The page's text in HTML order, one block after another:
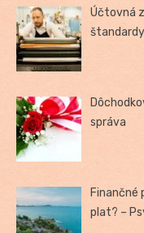
Účtovná
správa
Finančné
plat? –